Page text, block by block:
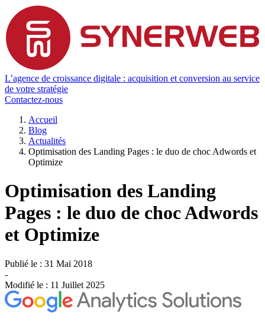
L’agence de croissance digitale : acquisition et conversion au service
de votre stratégie
Contactez-nous
Accueil
Blog
Actualités
Optimisation des Landing Pages : le duo de choc Adwords et
Optimize
Optimisation des Landing
Pages : le duo de choc Adwords
et Optimize
Publié le : 31 Mai 2018
-
Modifié le : 11 Juillet 2025